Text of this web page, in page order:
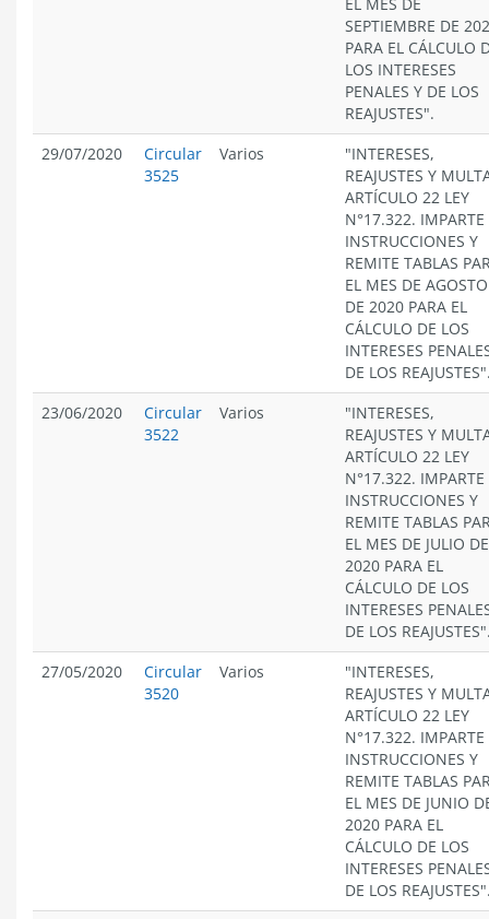
SEPTIEMBRE DE
PARA EL CÁLCULO
LOS INTERESES
PENALES Y DE LOS
REAJUSTES".
29/07/2020
Circular
3525
Varios
"INTERESES,
REAJUSTES Y
ARTÍCULO 22 LEY
N°17.322. IMPARTE
INSTRUCCIONES Y
REMITE TABLAS
EL MES DE AGOSTO
DE 2020 PARA EL
CÁLCULO DE LOS
INTERESES
DE LOS
23/06/2020
Circular
3522
Varios
"INTERESES,
REAJUSTES Y
ARTÍCULO 22 LEY
N°17.322. IMPARTE
INSTRUCCIONES Y
REMITE TABLAS
EL MES DE JULIO DE
2020 PARA EL
CÁLCULO DE LOS
INTERESES
DE LOS
27/05/2020
Circular
3520
Varios
"INTERESES,
REAJUSTES Y
ARTÍCULO 22 LEY
N°17.322. IMPARTE
INSTRUCCIONES Y
REMITE TABLAS
EL MES DE JUNIO
2020 PARA EL
CÁLCULO DE LOS
INTERESES
DE LOS